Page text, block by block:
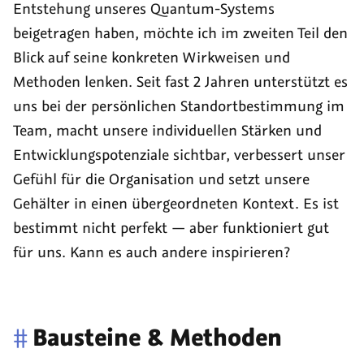
Entstehung unseres Quantum-Systems
beigetragen haben, möchte ich im zweiten Teil den
Blick auf seine konkreten Wirkweisen und
Methoden lenken. Seit fast 2 Jahren unterstützt es
uns bei der persönlichen Standortbestimmung im
Team, macht unsere individuellen Stärken und
Entwicklungspotenziale sichtbar, verbessert unser
Gefühl für die Organisation und setzt unsere
Gehälter in einen übergeordneten Kontext. Es ist
bestimmt nicht perfekt — aber funktioniert gut
für uns. Kann es auch andere inspirieren?
# Bausteine & Methoden